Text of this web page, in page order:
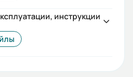
инструкции